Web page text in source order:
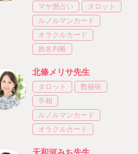
マヤ暦占い
タロット
ルノルマンカード
オラクルカード
姓名判断
北條メリサ先生
タロット
数秘術
手相
ルノルマンカード
オラクルカード